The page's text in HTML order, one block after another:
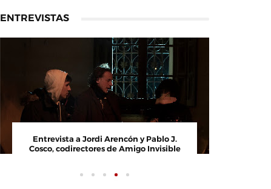
ENTREVISTAS
Entrevista a Jordi Arencón y Pablo J.
Cosco, codirectores de Amigo Invisible